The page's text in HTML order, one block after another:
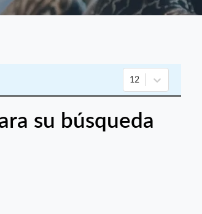
12
su búsqueda